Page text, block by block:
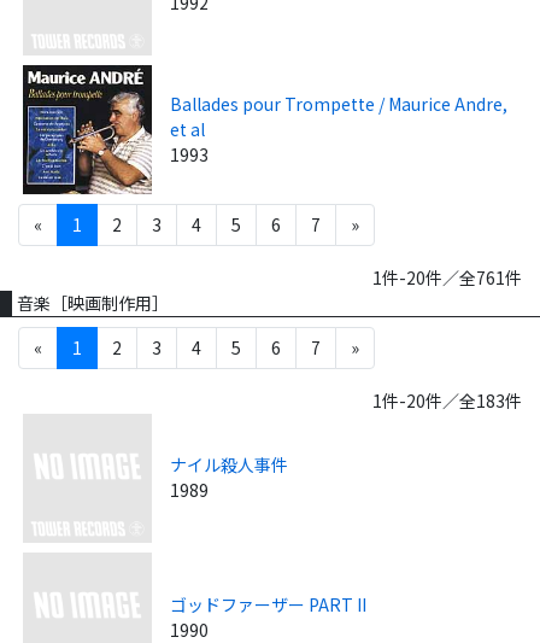
Ballades pour Trompette / Maurice Andre,
et al
1993
« 1 2 3 4 5 6 7 »
1件-20件／全761件
音楽［映画制作用］
«
1 2 3 4 5 6 7 »
1件-20件／全183件
ナイル殺人事件
1989
ゴッドファーザー PART II
1990